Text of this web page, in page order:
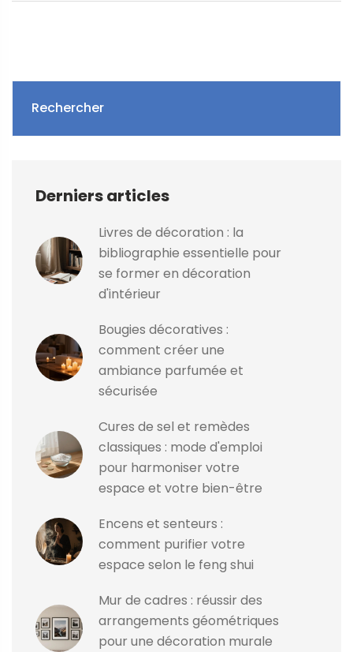
Rechercher
Derniers articles
Livres de décoration : la
bibliographie essentielle pour
se former en décoration
d'intérieur
Bougies décoratives :
comment créer une
ambiance parfumée et
sécurisée
Cures de sel et remèdes
classiques : mode d'emploi
pour harmoniser votre
espace et votre bien-être
Encens et senteurs :
comment purifier votre
espace selon le feng shui
Mur de cadres : réussir des
arrangements géométriques
pour une décoration murale